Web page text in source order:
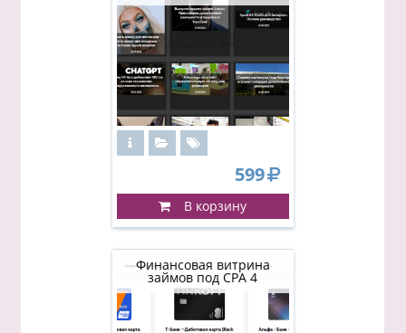
599
В корзину
Финансовая витрина
займов под CPA 4